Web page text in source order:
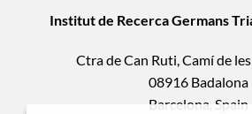
Institut de Recerca Germans
Ctra de Can Ruti, Camí de
08916 Badalona
Barcelona, Spain